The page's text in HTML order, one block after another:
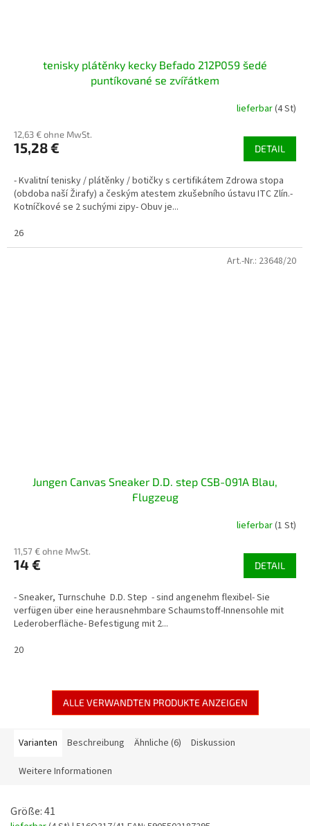
tenisky plátěnky kecky Befado 212P059 šedé
puntíkované se zvířátkem
lieferbar(4 St)
12,63 € ohne MwSt.
15,28 € DETAIL
- Kvalitní tenisky / plátěnky / botičky s certifikátem Zdrowa stopa
(obdoba naší Žirafy) a českým atestem zkušebního ústavu ITC Zlín.-
Kotníčkové se 2 suchými zipy- Obuv je...
26
Jungen Canvas Sneaker D.D. step CSB-091A Blau,
Flugzeug
lieferbar(1 St)
11,57 € ohne MwSt.
14 € DETAIL
- Sneaker, Turnschuhe D.D. Step - sind angenehm flexibel- Sie
verfügen über eine herausnehmbare Schaumstoff-Innensohle mit
Lederoberfläche- Befestigung mit 2...
20
Art.-Nr.: 23648/20
ALLE VERWANDTEN PRODUKTE ANZEIGEN
Varianten Beschreibung Ähnliche (6) Diskussion
Weitere Informationen
Größe: 41